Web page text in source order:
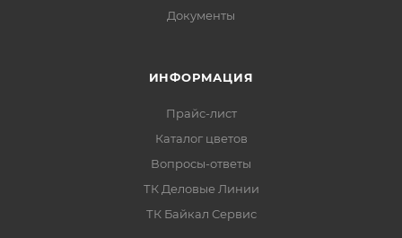
Документы
ИНФОРМАЦИЯ
Прайс-лист
Каталог цветов
Вопросы-ответы
ТК Деловые Линии
ТК Байкал Сервис